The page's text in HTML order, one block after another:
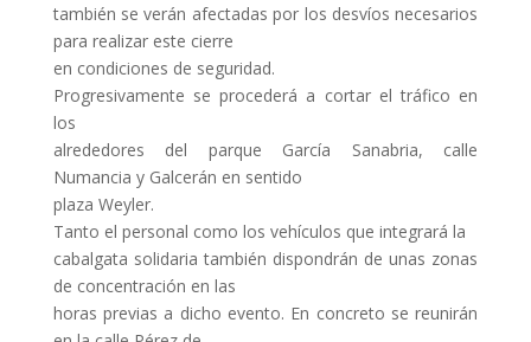
también se verán afectadas por los desvíos necesarios
para realizar este cierre
en condiciones de seguridad.
Progresivamente se procederá a cortar el tráfico en
los
alrededores del parque García Sanabria, calle
Numancia y Galcerán en sentido
plaza Weyler.
Tanto el personal como los vehículos que integrará la
cabalgata solidaria también dispondrán de unas zonas
de concentración en las
horas previas a dicho evento. En concreto se reunirán